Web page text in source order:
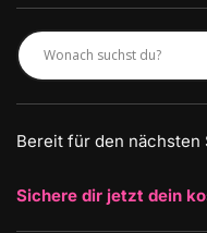
Bereit für den nächsten
Sichere dir jetzt dein